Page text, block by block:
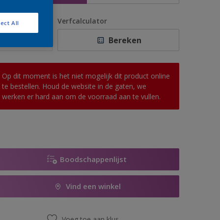
Verfcalculator
Bereken
Op dit moment is het niet mogelijk dit product online
te bestellen. Houd de website in de gaten, we
werken er hard aan om de voorraad aan te vullen.
Boodschappenlijst
Vind een winkel
All